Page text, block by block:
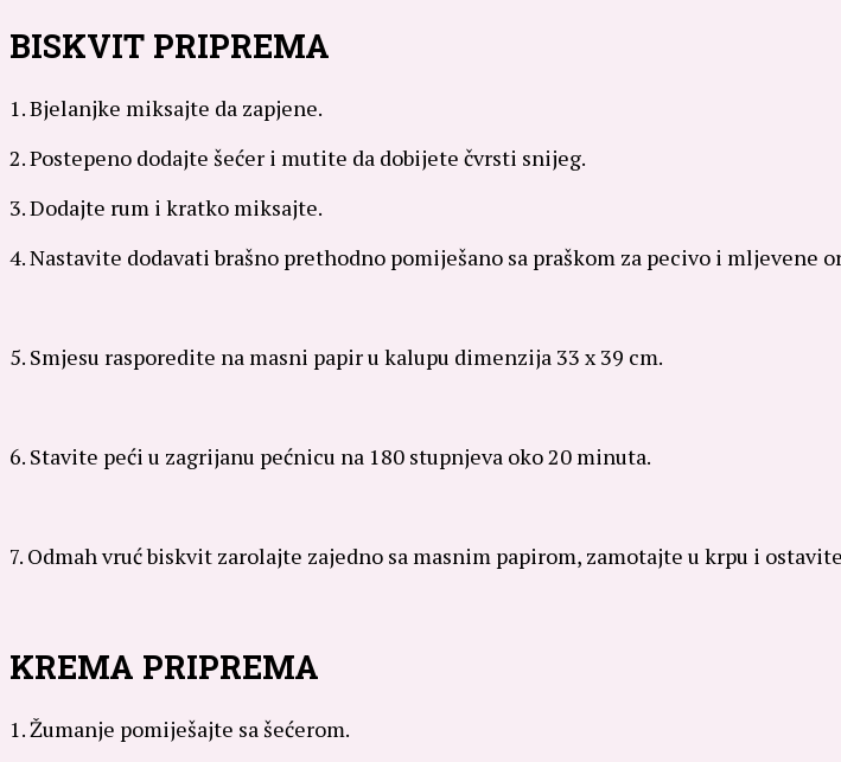
BISKVIT PRIPREMA
1. Bjelanjke miksajte da zapjene.
2. Postepeno dodajte šećer i mutite da dobijete čvrsti snijeg.
3. Dodajte rum i kratko miksajte.
4. Nastavite dodavati brašno prethodno pomiješano sa praškom za pecivo i mljevene
5. Smjesu rasporedite na masni papir u kalupu dimenzija 33 x 39 cm.
6. Stavite peći u zagrijanu pećnicu na 180 stupnjeva oko 20 minuta.
7. Odmah vruć biskvit zarolajte zajedno sa masnim papirom, zamotajte u krpu i
KREMA PRIPREMA
1. Žumanje pomiješajte sa šećerom.